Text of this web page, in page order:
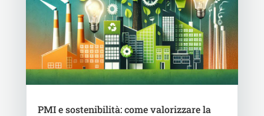
PMI e sostenibilità: come valorizzare la